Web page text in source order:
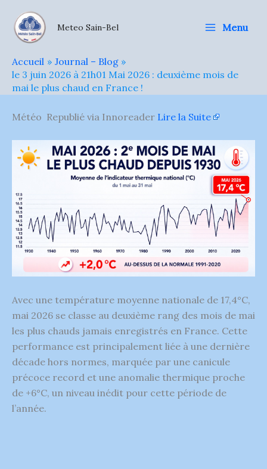
contenu
Meteo Sain-Bel Menu
Accueil
Journal – Blog
le 3 juin 2026 à 21h01 Mai 2026 : deuxième mois de
mai le plus chaud en France !
Météo Republié via Innoreader Lire la Suite
Avec une température moyenne nationale de 17,4°C,
mai 2026 se classe au deuxième rang des mois de mai
les plus chauds jamais enregistrés en France. Cette
performance est principalement liée à une dernière
décade hors normes, marquée par une canicule
précoce record et une anomalie thermique proche
de +6°C, un niveau inédit pour cette période de
l’année.